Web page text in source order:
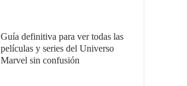
Guía definitiva para ver todas las
películas y series del Universo
Marvel sin confusión